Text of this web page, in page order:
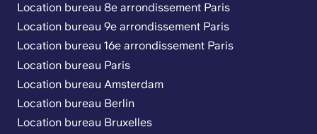
Location bureau 8e arrondissement Paris
Location bureau 9e arrondissement Paris
Location bureau 16e arrondissement Paris
Location bureau Paris
Location bureau Amsterdam
Location bureau Berlin
Location bureau Bruxelles